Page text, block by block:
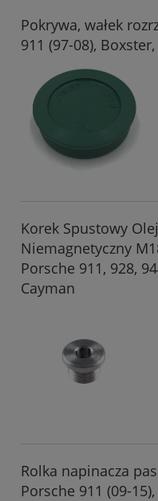
Pokrywa, wałek
911 (97-08),
Korek Spustowy
Niemagnetyczny
Porsche 911, 928,
Cayman
Rolka napinacza
Porsche 911 (09-